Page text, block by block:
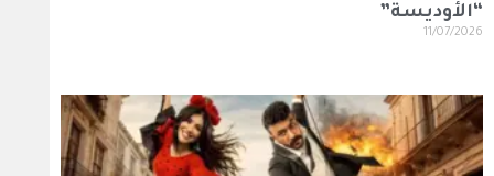
“الأوديسة”
11/07/2026